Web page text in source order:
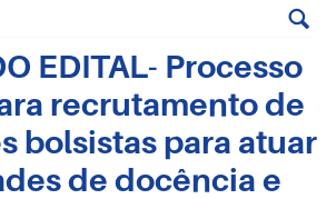
EDITAL- Processo
recrutamento de
bolsistas para atuar
de docência e